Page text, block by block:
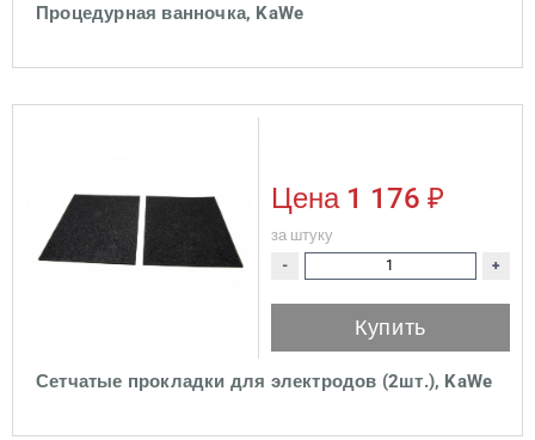
Процедурная ванночка, KaWe
Сетчатые прокладки для электродов (2шт.), KaWe
Цена 1 176 ₽
за штуку
- +
Купить